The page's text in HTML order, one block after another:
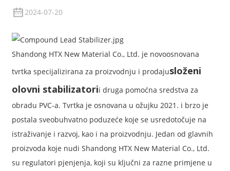
2024-07-20
Shandong HTX New Material Co., Ltd. je novoosnovana
tvrtka specijalizirana za proizvodnju i prodajusloženi
olovni stabilizatorii druga pomoćna sredstva za
obradu PVC-a. Tvrtka je osnovana u ožujku 2021. i brzo je
postala sveobuhvatno poduzeće koje se usredotočuje na
istraživanje i razvoj, kao i na proizvodnju. Jedan od glavnih
proizvoda koje nudi Shandong HTX New Material Co., Ltd.
su regulatori pjenjenja, koji su ključni za razne primjene u